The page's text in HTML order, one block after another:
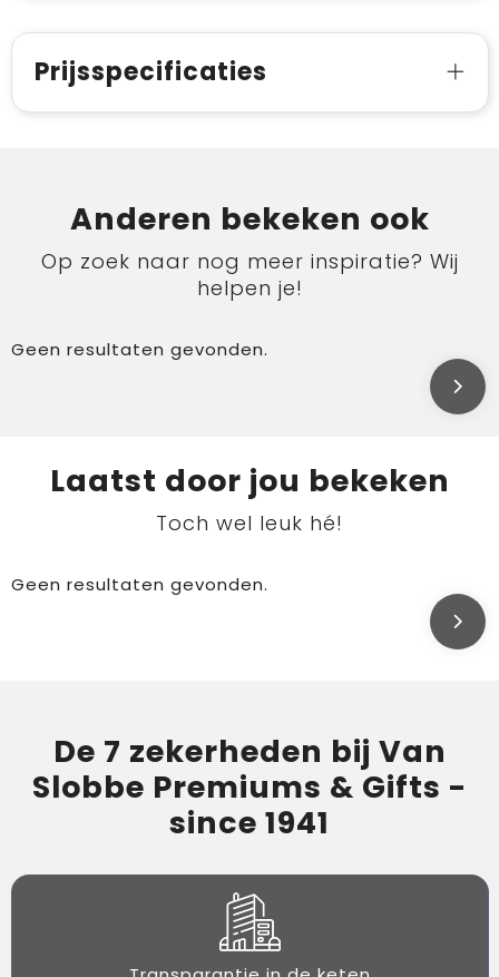
Prijsspecificaties
Anderen bekeken ook
Op zoek naar nog meer inspiratie? Wij
helpen je!
Geen resultaten gevonden.
Laatst door jou bekeken
Toch wel leuk hé!
Geen resultaten gevonden.
De 7 zekerheden bij Van
Slobbe Premiums & Gifts -
since 1941